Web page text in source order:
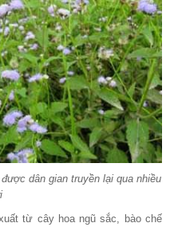
dân gian truyền lại qua nhiều
từ cây hoa ngũ sắc, bào chế